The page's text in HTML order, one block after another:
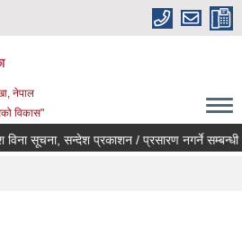
नेपाल
विकास"
सूचना, सन्देश प्रकाशन / प्रसारण नगर्ने सम्बन्धी